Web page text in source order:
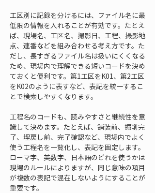
工区別に記録を分けるには、ファイル名に最
低限の情報を入れることが有効です。たとえ
ば、現場名、工区名、撮影日、工程、撮影地
点、連番などを組み合わせる考え方です。た
だし、長すぎるファイル名は扱いにくくなる
ため、現場内で理解できる短いコードを決め
ておくと便利です。第1工区をK01、第2工区
をK02のように表すなど、表記を統一するこ
とで検索しやすくなります。
工程名のコードも、読みやすさと継続性を意
識して決めます。たとえば、舗装前、掘削完
了、埋戻し前、完了確認など、現場内でよく
使う工程名を一覧化し、表記を固定します。
ローマ字、英数字、日本語のどれを使うかは
現場のルールによりますが、同じ意味の項目
が複数の表記で混在しないようにすることが
重要です。